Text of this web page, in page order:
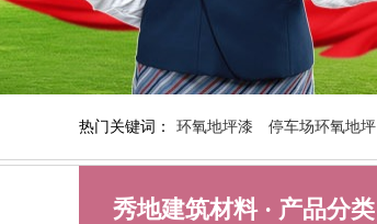
热门关键词： 环氧地坪漆 停车场环氧地坪
秀地建筑材料 · 产品分类